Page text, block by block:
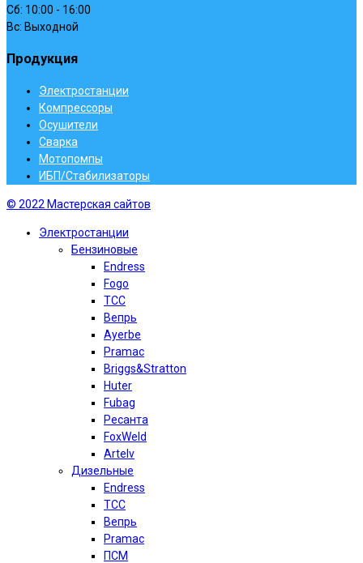
Сб: 10:00 - 16:00
Вс: Выходной
Продукция
Электростанции
Компрессоры
Осушители
Сварка
Мотопомпы
ИБП/Стабилизаторы
© 2022 Мастерская сайтов
Электростанции
Бензиновые
Endress
Fogo
TCC
Вепрь
Ayerbe
Pramac
Briggs&Stratton
Huter
Fubag
Ресанта
FoxWeld
Artelv
Дизельные
Endress
TCC
Вепрь
Pramac
ПСМ